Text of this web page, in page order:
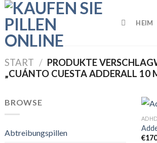
HEIM
START / PRODUKTE
„CUÁNTO CUESTA ADDERALL 10
BROWSE
Abtreibungspillen
€170